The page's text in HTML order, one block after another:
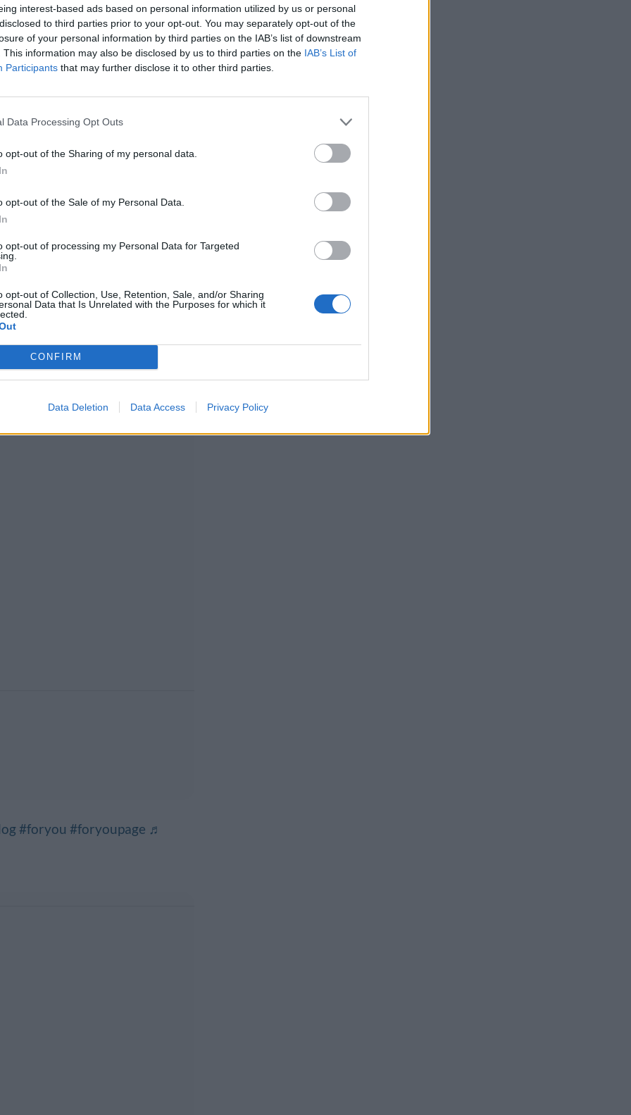
interest-based ads based on personal information utilized by us or personal
to third parties prior to your opt-out. You may separately opt-out of the
of your personal information by third parties on the IAB’s list of downstream
This information may also be disclosed by us to third parties on the IAB’s List of
Participants that may further disclose it to other third parties.
Data Processing Opt Outs
opt-out of the Sharing of my personal data.
opt-out of the Sale of my Personal Data.
opt-out of processing my Personal Data for Targeted
opt-out of Collection, Use, Retention, Sale, and/or Sharing
Data that Is Unrelated with the Purposes for which it
CONFIRM
Data Deletion Data Access Privacy Policy
minkä seurauksena pinta
koira ei suostukaan niin
yrityksistä
eräs kommentoija
#foryou #foryoupage ♬